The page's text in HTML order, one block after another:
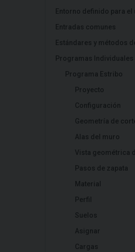
Entorno definido para el
Entradas comunes
Estándares y métodos
Programas Individuales
Programa Estribo
Proyecto
Configuración
Geometría de
Alas del muro
Vista geométrica
Pasos de zapata
Material
Perfil
Suelos
Asignar
Cargas